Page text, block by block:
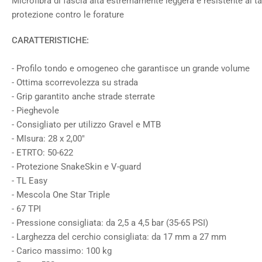
protezione contro le forature
CARATTERISTICHE:
- Profilo tondo e omogeneo che garantisce un grande volume
- Ottima scorrevolezza su strada
- Grip garantito anche strade sterrate
- Pieghevole
- Consigliato per utilizzo Gravel e MTB
- MIsura: 28 x 2,00"
- ETRTO: 50-622
- Protezione SnakeSkin e V-guard
- TL Easy
- Mescola One Star Triple
- 67 TPI
- Pressione consigliata: da 2,5 a 4,5 bar (35-65 PSI)
- Larghezza del cerchio consigliata: da 17 mm a 27 mm
- Carico massimo: 100 kg